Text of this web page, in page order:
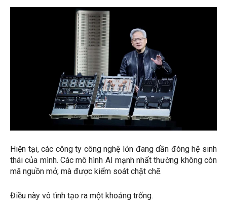
Hiện tại, các công ty công nghệ lớn đang dần đóng hệ sinh
thái của mình. Các mô hình AI mạnh nhất thường không còn
mã nguồn mở, mà được kiểm soát chặt chẽ.
Điều này vô tình tạo ra một khoảng trống.